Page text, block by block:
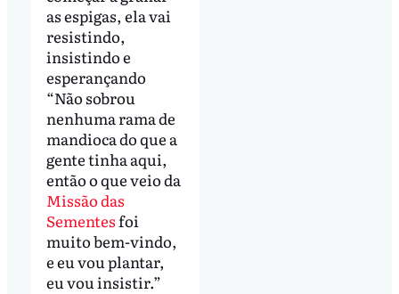
as espigas, ela vai
resistindo,
insistindo e
esperançando
“Não sobrou
nenhuma rama de
mandioca do que a
gente tinha aqui,
então o que veio da
Missão das
Sementes foi
muito bem-vindo,
e eu vou plantar,
eu vou insistir.”